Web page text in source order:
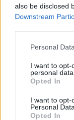
also be disclosed
Downstream
Please note that
not limited to
grant or deny
use your data for
consent section.
Personal
I want to opt-
personal data.
Opted In
I want to opt-
Personal Data.
Opted In